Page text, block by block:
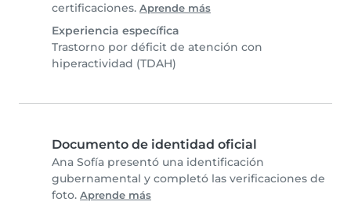
certificaciones. Aprende más
Experiencia específica
Trastorno por déficit de atención con
hiperactividad (TDAH)
Documento de identidad oficial
Ana Sofía presentó una identificación
gubernamental y completó las verificaciones de
foto. Aprende más